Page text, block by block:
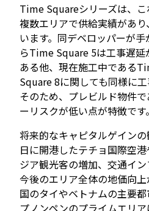
Time Squareシリーズは、
複数エリアで供給実績があ
います。同デベロッパーが
らTime Square 5は工事遅
ある他、現在施工中である
Square 8に関しても同様に工
そのため、プレビルド物件
ーリスクが低い点が特徴です。
将来的なキャピタルゲイン
日に開港したテチョ国際空
ジア観光客の増加、交通イ
今後のエリア全体の地価向
国のタイやベトナムの主要都
プノンペンのプライムエリ